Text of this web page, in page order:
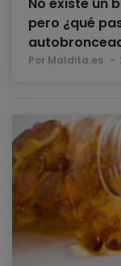
pero ¿qué
Por Maldita.es